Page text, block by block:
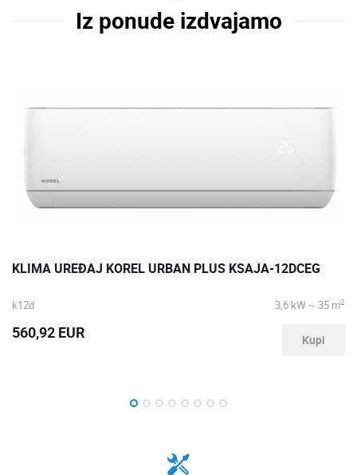
Iz ponude izdvajamo
KLIMA UREĐAJ KOREL URBAN PLUS KSAJA-12DCEG
k12d 3,6 kW ~ 35 m2
560,92 EUR Kupi